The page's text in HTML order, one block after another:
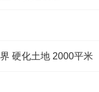
硬化土地 2000平米